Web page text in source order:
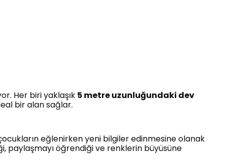
Her biri yaklaşık 5 metre uzunluğundaki dev
bir alan sağlar.
eğlenirken yeni bilgiler edinmesine olanak
paylaşmayı öğrendiği ve renklerin büyüsüne